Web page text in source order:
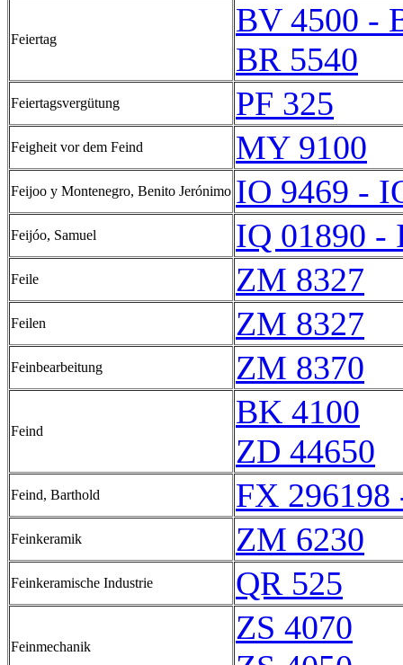
Feiertag
BV 4500 -
BR 5540
Feiertagsvergütung PF 325
Feigheit vor dem Feind MY 9100
Feijoo y Montenegro, Benito Jerónimo IO 9469 -
Feijóo, Samuel IQ 01890 -
Feile ZM 8327
Feilen ZM 8327
Feinbearbeitung ZM 8370
Feind
BK 4100
ZD 44650
Feind, Barthold FX 296198
Feinkeramik ZM 6230
Feinkeramische Industrie QR 525
Feinmechanik
ZS 4070